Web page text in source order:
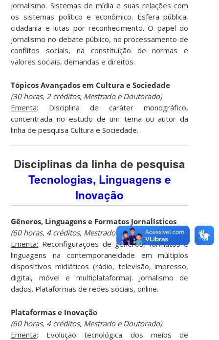
jornalismo. Sistemas de mídia e suas relações com
os sistemas político e econômico. Esfera pública,
cidadania e lutas por reconhecimento. O papel do
jornalismo no debate público, no processamento de
conflitos sociais, na constituição de normas e
valores sociais, demandas e direitos.
Tópicos Avançados em Cultura e Sociedade
(30 horas, 2 créditos, Mestrado e Doutorado)
Ementa: Disciplina de caráter monográfico,
concentrada no estudo de um tema ou autor da
linha de pesquisa Cultura e Sociedade.
Disciplinas da linha de pesquisa
Tecnologias, Linguagens e
Inovação
Gêneros, Linguagens e Formatos Jornalísticos
(60 horas, 4 créditos, Mestrado e Doutorado)
Ementa: Reconfigurações de gêneros, formatos e
linguagens na contemporaneidade em múltiplos
dispositivos midiáticos (rádio, televisão, impresso,
digital, móvel e multiplataforma). Jornalismo de
dados. Plataformas de redes sociais, online.
Plataformas e Inovação
(60 horas, 4 créditos, Mestrado e Doutorado)
Ementa: Evolução tecnológica dos meios de